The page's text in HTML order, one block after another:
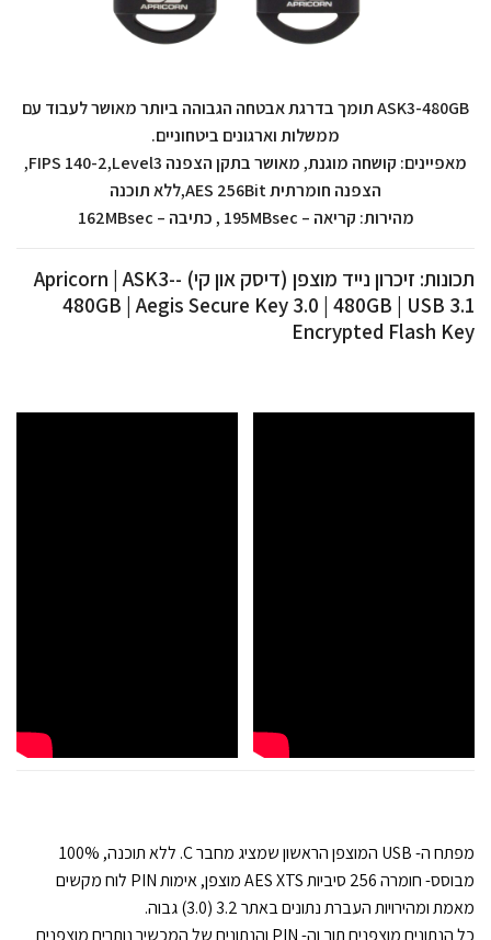
ASK3-480GB תומך בדרגת אבטחה הגבוהה ביותר מאושר לעבוד עם
ממשלות וארגונים ביטחוניים.
מאפיינים: קושחה מוגנת, מאושר בתקן הצפנה FIPS 140-2,Level3,
הצפנה חומרתית AES 256Bit,ללא תוכנה
מהירות: קריאה – 195MBsec , כתיבה – 162MBsec
תכונות: זיכרון נייד מוצפן (דיסק און קי) -Apricorn | ASK3-
480GB | Aegis Secure Key 3.0 | 480GB | USB 3.1
Encrypted Flash Key
מפתח ה- USB המוצפן הראשון שמציג מחבר C. ללא תוכנה, 100%
מבוסס- חומרה 256 סיביות AES XTS מוצפן, אימות PIN לוח מקשים
מאמת ומהירויות העברת נתונים באתר 3.2 (3.0) גבוה.
כל הנתונים מוצפנים תוך וה- PIN והנתונים של המכשיר נותרים מוצפנים